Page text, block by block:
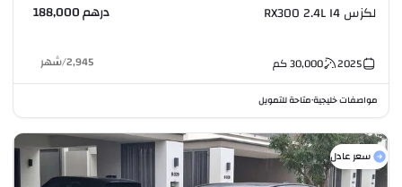
لكزس RX300 2.4L I4 درهم 188,000
2025
30,000كم 2,945
/شهر
مواصفات خليجية•متاحة للتمويل
سعر عادل